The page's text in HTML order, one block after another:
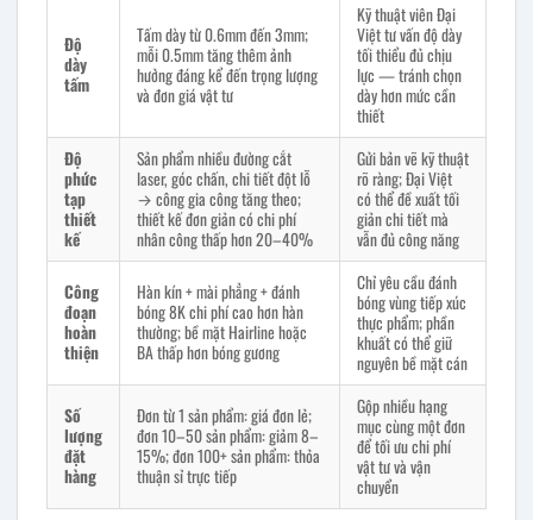
Độ
dày
tấm
Tấm dày từ 0.6mm đến 3mm;
mỗi 0.5mm tăng thêm ảnh
hưởng đáng kể đến trọng lượng
và đơn giá vật tư
Kỹ thuật viên Đại
Việt tư vấn độ dày
tối thiểu đủ chịu
lực — tránh chọn
dày hơn mức cần
thiết
Độ
phức
tạp
thiết
kế
Sản phẩm nhiều đường cắt
laser, góc chấn, chi tiết đột lỗ
→ công gia công tăng theo;
thiết kế đơn giản có chi phí
nhân công thấp hơn 20–40%
Gửi bản vẽ kỹ thuật
rõ ràng; Đại Việt
có thể đề xuất tối
giản chi tiết mà
vẫn đủ công năng
Công
đoạn
hoàn
thiện
Hàn kín + mài phẳng + đánh
bóng 8K chi phí cao hơn hàn
thường; bề mặt Hairline hoặc
BA thấp hơn bóng gương
Chỉ yêu cầu đánh
bóng vùng tiếp xúc
thực phẩm; phần
khuất có thể giữ
nguyên bề mặt cán
Số
lượng
đặt
hàng
Đơn từ 1 sản phẩm: giá đơn lẻ;
đơn 10–50 sản phẩm: giảm 8–
15%; đơn 100+ sản phẩm: thỏa
thuận sỉ trực tiếp
Gộp nhiều hạng
mục cùng một đơn
để tối ưu chi phí
vật tư và vận
chuyển